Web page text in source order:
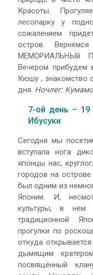
Красоты.
лесопарку у
сожалением
остров.
МЕМОРИАЛЬНЫй
Вечером прибудем
Кюшу , знакомство
дня. Ночлег:
7-ой день –
Ибусуки
Сегодня мы
вступала нога
японцы нас,
городов на
был одним из
Японии. И,
культуры, в нем
традиционной
прогулки по
откуда
дымящим
посвящённый